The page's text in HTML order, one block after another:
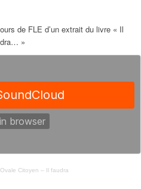
de FLE d’un extrait du livre « Il
»
Ovale Citoyen – Il faudra